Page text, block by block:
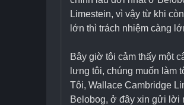
Limestein, vì vậy từ khi
lớn thì trách nhiệm càng
Bây giờ tôi cảm thấy một
lưng tôi, chúng muốn làm
Tôi, Wallace Cambridge
Belobog, ở đây xin gửi lời